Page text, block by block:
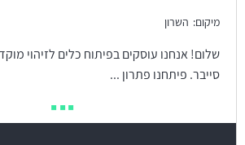
מיקום: השרון
שלום! אנחנו עוסקים בפיתוח כלים לזיהוי
סייבר. פיתחנו פתרון ...